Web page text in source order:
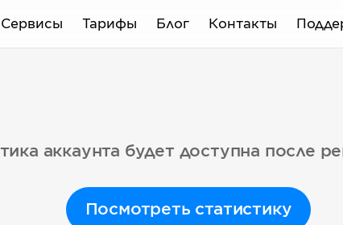
Сервисы Тарифы Блог Контакты
аккаунта будет доступна после
Посмотреть статистику